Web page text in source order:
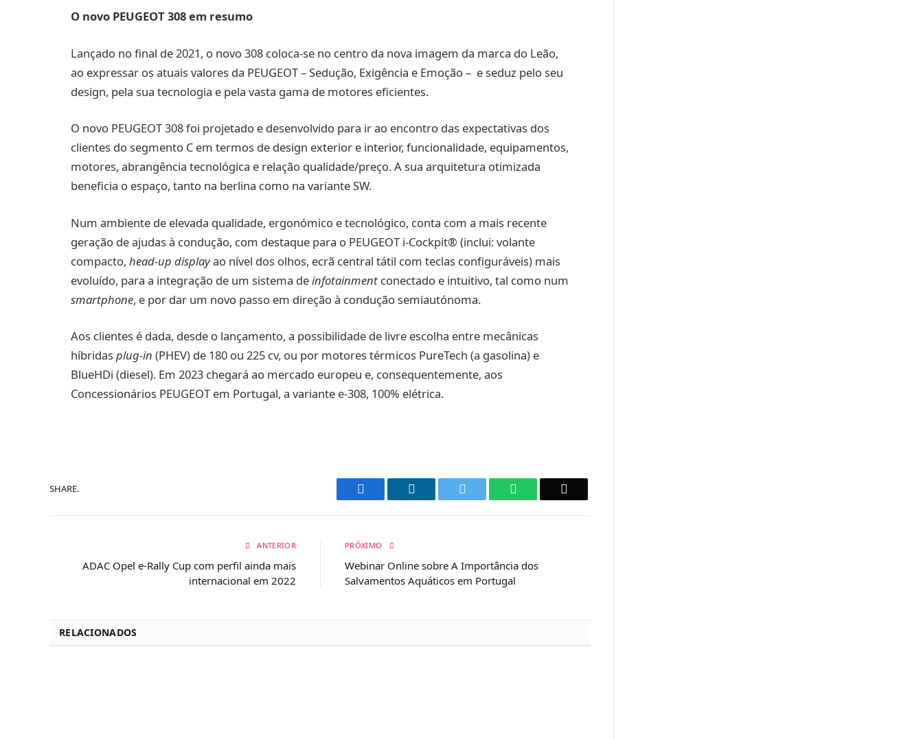
O novo PEUGEOT 308 em resumo
Lançado no final de 2021, o novo 308 coloca-se no centro da nova imagem da marca do Leão,
ao expressar os atuais valores da PEUGEOT – Sedução, Exigência e Emoção – e seduz pelo seu
design, pela sua tecnologia e pela vasta gama de motores eficientes.
O novo PEUGEOT 308 foi projetado e desenvolvido para ir ao encontro das expectativas dos
clientes do segmento C em termos de design exterior e interior, funcionalidade, equipamentos,
motores, abrangência tecnológica e relação qualidade/preço. A sua arquitetura otimizada
beneficia o espaço, tanto na berlina como na variante SW.
Num ambiente de elevada qualidade, ergonómico e tecnológico, conta com a mais recente
geração de ajudas à condução, com destaque para o PEUGEOT i-Cockpit® (inclui: volante
compacto, head-up displayao nível dos olhos, ecrã central tátil com teclas configuráveis) mais
evoluído, para a integração de um sistema deinfotainment conectado e intuitivo, tal como num
smartphone, e por dar um novo passo em direção à condução semiautónoma.
Aos clientes é dada, desde o lançamento, a possibilidade de livre escolha entre mecânicas
híbridasplug-in (PHEV) de 180 ou 225 cv, ou por motores térmicos PureTech (a gasolina) e
BlueHDi (diesel). Em 2023 chegará ao mercado europeu e, consequentemente, aos
Concessionários PEUGEOT em Portugal, a variante e-308, 100% elétrica.
SHARE. Facebook LinkedIn WhatsApp
ANTERIOR
ADAC Opel e-Rally Cup com perfil ainda mais
internacional em 2022
PRÓXIMO
Webinar Online sobre A Importância dos
Salvamentos Aquáticos em Portugal
RELACIONADOS